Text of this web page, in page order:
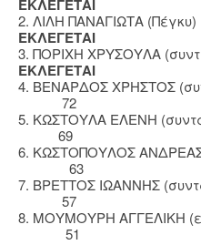
ΕΚΛΕΓΕΤΑΙ
2. ΛΙΛΗ ΠΑΝΑΓΙΩΤΑ
ΕΚΛΕΓΕΤΑΙ
3. ΠΟΡΙΧΗ ΧΡΥΣΟΥΛΑ
ΕΚΛΕΓΕΤΑΙ
4. ΒΕΝΑΡΔΟΣ
72
5. ΚΩΣΤΟΥΛΑ
69
6. ΚΩΣΤΟΠΟΥΛΟΣ
63
7. ΒΡΕΤΤΟΣ
57
8. ΜΟΥΜΟΥΡΗ
51